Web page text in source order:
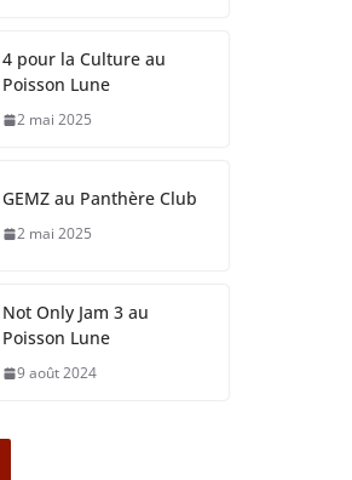
4 pour la Culture au
Poisson Lune
2 mai 2025
GEMZ au Panthère Club
2 mai 2025
Not Only Jam 3 au
Poisson Lune
9 août 2024